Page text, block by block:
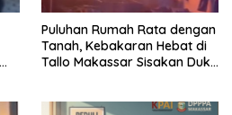
Puluhan Rumah Rata dengan
Tanah, Kebakaran Hebat di
Tallo Makassar Sisakan Duka